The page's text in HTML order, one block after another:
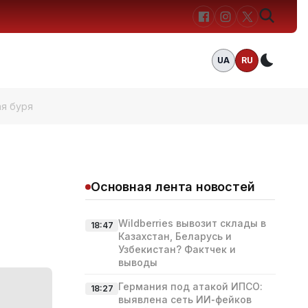
UA RU
буря
Основная лента новостей
18:47 Wildberries вывозит склады в
Казахстан, Беларусь и
Узбекистан? Фактчек и
выводы
18:27 Германия под атакой ИПСО:
выявлена сеть ИИ‑фейков